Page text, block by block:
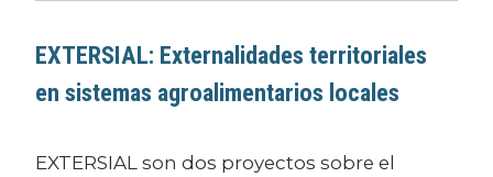
EXTERSIAL: Externalidades territoriales
en sistemas agroalimentarios locales
EXTERSIAL son dos proyectos sobre el